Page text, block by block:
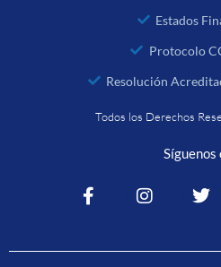
Estados
Protocolo
Resolución
Todos los Derechos
Síguenos